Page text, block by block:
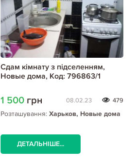
Сдам кімнату з підселенням,
Новые дома, Код: 796863/1
1 500 грн 08.02.23 479
Розташування: Харьков, Новые дома
ДЕТАЛЬНІШЕ...